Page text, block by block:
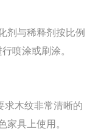
剂与稀释剂按比例
行喷涂或刷涂。
求木纹非常清晰的
家具上使用。